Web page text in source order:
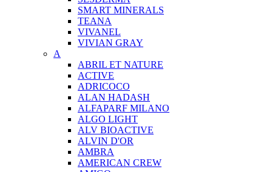
SMART MINERALS
TEANA
VIVANEL
VIVIAN GRAY
A
ABRIL ET NATURE
ACTIVE
ADRICOCO
ALAN HADASH
ALFAPARF MILANO
ALGO LIGHT
ALV BIOACTIVE
ALVIN D'OR
AMBRA
AMERICAN CREW